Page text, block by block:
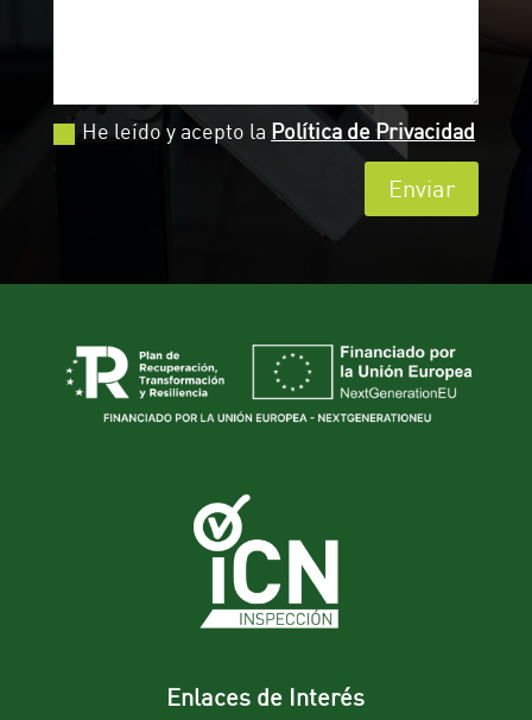
He leído y acepto la Política de Privacidad
Enviar
Enlaces de Interés